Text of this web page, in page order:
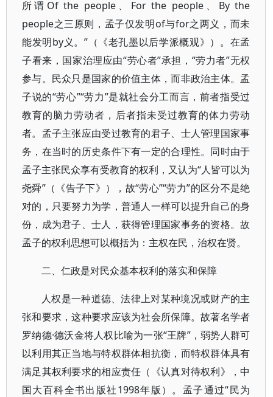
所谓Of the people、For the people、By the
people之三原则，孟子仅发明of与for之两义，而未
能发明by义。”（《老孔墨以后学派概观》）。在孟
子看来，国家治理应由“劳心者”承担，“劳力者”无权
参与。民众只是国家的价值主体，而非政治主体。孟
子说的“劳心”“劳力”是就社会分工而言，前者指受过
教育的脑力劳动者，后者指未受过教育的体力劳动
者。孟子主张应由受过教育的君子、士人管理国家事
务，在当时的历史条件下有一定的合理性。同时由于
孟子主张民众享有受教育的权利，又认为“人皆可以为
尧舜”（《告子下》），故“劳心”“劳力”的区分不是绝
对的，只要努力为学，普通人一样可以提升自己的身
份，成为君子、士人，获得管理国家事务的资格。故
孟子的权利思想可以概括为：主权在民，治权在贤。
二、仁政是对民众基本权利的落实和保障
人权是一种道德、法律上对某种境况或财产的主
张和要求，这种要求应该为社会所保障。故著名学者
罗纳德·德沃金将人权比喻为一张“王牌”，弱势人群可
以利用其正当地与特权群体相抗衡，而特权群体具有
满足其权利要求的相应责任（《认真对待权利》，中
国大百科全书出版社1998年版）。孟子通过“民为